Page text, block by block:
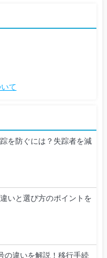
て
を防ぐには？失踪者を減
いと選び方のポイントを
の違いを解説！移行手続